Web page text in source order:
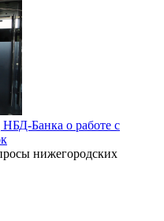
Банка о работе с
нижегородских